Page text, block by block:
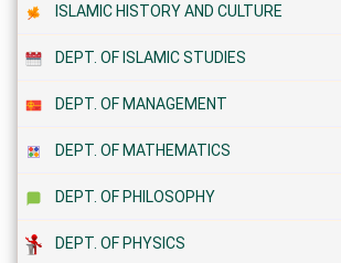
ISLAMIC HISTORY AND CULTURE
DEPT. OF ISLAMIC STUDIES
DEPT. OF MANAGEMENT
DEPT. OF MATHEMATICS
DEPT. OF PHILOSOPHY
DEPT. OF PHYSICS